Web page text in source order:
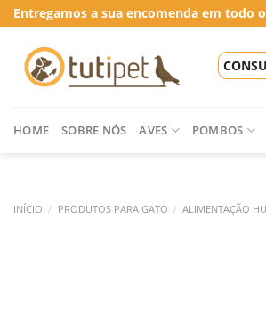
Skip
to
content
Entregamos a sua encomenda em todo
HOME SOBRE NÓS AVES POMBOS
INÍCIO / PRODUTOS PARA GATO / ALIMENTAÇÃO